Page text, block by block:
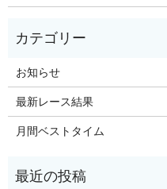
お知らせ
最新レース結果
月間ベストタイム